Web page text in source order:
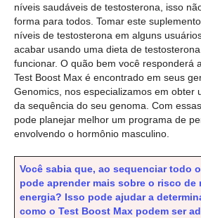
níveis saudáveis de testosterona, isso
forma para todos. Tomar este
níveis de testosterona em alguns
acabar usando uma dieta de
funcionar. O quão bem você responderá
Test Boost Max é encontrado em seus
Genomics, nos especializamos em obter
da sequência do seu genoma. Com
pode planejar melhor um programa de
envolvendo o hormônio masculino.
Você sabia que, ao sequenciar todo
pode aprender mais sobre o risco de
energia? Isso pode ajudar a
como o Test Boost Max podem ser